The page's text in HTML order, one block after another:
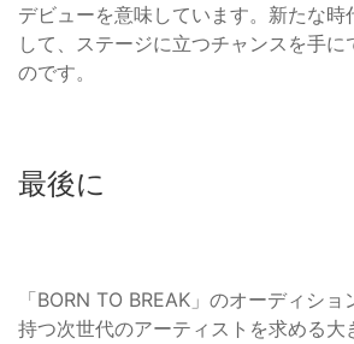
デビューを意味しています。新たな時
して、ステージに立つチャンスを手に
のです。
最後に
「BORN TO BREAK」のオーディシ
持つ次世代のアーティストを求める大